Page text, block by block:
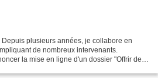
plusieurs années, je collabore en
de nombreux intervenants.
la mise en ligne d'un dossier "Offrir des